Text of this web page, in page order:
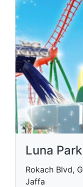
Luna Park
Rokach Blvd,
Jaffa